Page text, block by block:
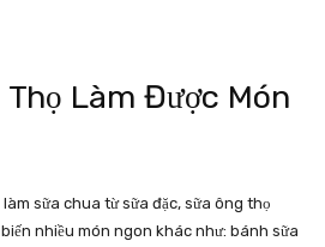
Làm Được Món
sữa chua từ sữa đặc, sữa ông thọ
nhiều món ngon khác như: bánh sữa